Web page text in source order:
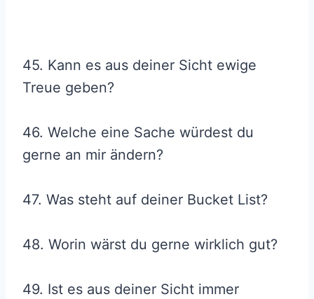
45. Kann es aus deiner Sicht ewige
Treue geben?
46. Welche eine Sache würdest du
gerne an mir ändern?
47. Was steht auf deiner Bucket List?
48. Worin wärst du gerne wirklich gut?
49. Ist es aus deiner Sicht immer